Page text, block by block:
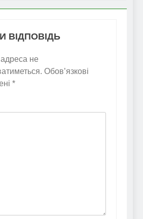
ВІДПОВІДЬ
не
Обов’язкові
*